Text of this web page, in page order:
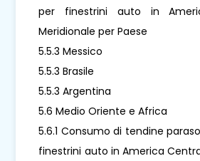
per finestrini auto in
Meridionale per Paese
5.5.3 Messico
5.5.3 Brasile
5.5.3 Argentina
5.6 Medio Oriente e Africa
5.6.1 Consumo di tendine
finestrini auto in America